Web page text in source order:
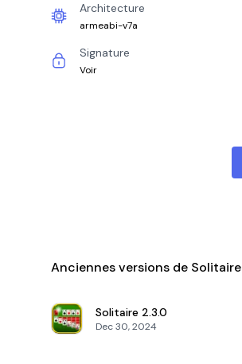
Architecture
armeabi-v7a
Signature
Voir
Anciennes versions de Solitaire
Solitaire 2.3.0
Dec 30, 2024